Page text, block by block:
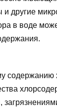
другие
в воде